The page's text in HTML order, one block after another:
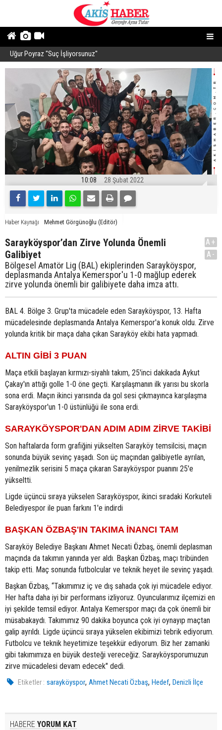
Uğur Poyraz ''Suç İşliyorsunuz''
10:08 28 Şubat 2022
Haber Kaynağı Mehmet Görgünoğlu (Editör)
Sarayköyspor’dan Zirve Yolunda Önemli
Galibiyet
Bölgesel Amatör Lig (BAL) ekiplerinden Sarayköyspor,
deplasmanda Antalya Kemerspor'u 1-0 mağlup ederek
zirve yolunda önemli bir galibiyete daha imza attı.
A+
A-
BAL 4. Bölge 3. Grup'ta mücadele eden Sarayköyspor, 13. Hafta
mücadelesinde deplasmanda Antalya Kemerspor'a konuk oldu. Zirve
yolunda kritik bir maça daha çıkan Sarayköy ekibi hata yapmadı.
ALTIN GİBİ 3 PUAN
Maça etkili başlayan kırmızı-siyahlı takım, 25'inci dakikada Aykut
Çakay'ın attığı golle 1-0 öne geçti. Karşılaşmanın ilk yarısı bu skorla
sona erdi. Maçın ikinci yarısında da gol sesi çıkmayınca karşılaşma
Sarayköyspor'un 1-0 üstünlüğü ile sona erdi.
SARAYKÖYSPOR'DAN ADIM ADIM ZİRVE TAKİBİ
Son haftalarda form grafiğini yükselten Sarayköy temsilcisi, maçın
sonunda büyük sevinç yaşadı. Son üç maçından galibiyetle ayrılan,
yenilmezlik serisini 5 maça çıkaran Sarayköyspor puanını 25'e
yükseltti.
Ligde üçüncü sıraya yükselen Sarayköyspor, ikinci sıradaki Korkuteli
Belediyespor ile puan farkını 1'e indirdi
BAŞKAN ÖZBAŞ'IN TAKIMA İNANCI TAM
Sarayköy Belediye Başkanı Ahmet Necati Özbaş, önemli deplasman
maçında da takımın yanında yer aldı. Başkan Özbaş, maçı tribünden
takip etti. Maç sonunda futbolcular ve teknik heyet ile sevinç yaşadı.
Başkan Özbaş, “Takımımız iç ve dış sahada çok iyi mücadele ediyor.
Her hafta daha iyi bir performans izliyoruz. Oyuncularımız ilçemizi en
iyi şekilde temsil ediyor. Antalya Kemerspor maçı da çok önemli bir
müsabakaydı. Takımımız 90 dakika boyunca çok iyi oynayıp maçtan
galip ayrıldı. Ligde üçüncü sıraya yükselen ekibimizi tebrik ediyorum.
Futbolcu ve teknik heyetimize teşekkür ediyorum. Biz her zamanki
gibi takımımıza en büyük desteği vereceğiz. Sarayköysporumuzun
zirve mücadelesi devam edecek" dedi.
Etiketler : sarayköyspor,Ahmet Necati Özbaş,Hedef,Denizli İlçe
HABERE YORUM KAT